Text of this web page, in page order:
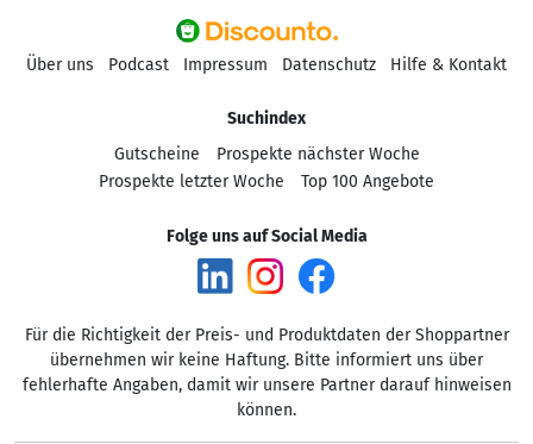
Über uns Podcast Impressum Datenschutz Hilfe & Kontakt
Suchindex
Gutscheine
Prospekte nächster Woche
Prospekte letzter Woche
Top 100 Angebote
Folge uns auf Social Media
Für die Richtigkeit der Preis- und Produktdaten der Shoppartner
übernehmen wir keine Haftung. Bitte informiert uns über
fehlerhafte Angaben, damit wir unsere Partner darauf hinweisen
können.